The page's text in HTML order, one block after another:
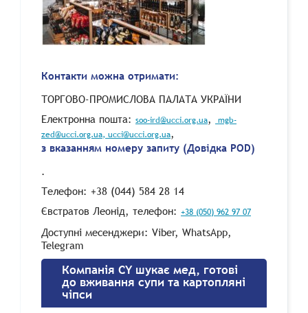
Контакти можна отримати:
ТОРГОВО-ПРОМИСЛОВА ПАЛАТА УКРАЇНИ
Електронна пошта: soo-ird@ucci.org.ua,
mgb-
zed@ucci.org.ua, ucci@ucci.org.ua,
з вказанням номеру запиту (Довідка POD)
.
Телефон: +38 (044) 584 28 14
Євстратов Леонід, телефон: +38 (050) 962 97 07
Доступні месенджери: Viber, WhatsApp,
Telegram
Компанія CY шукає мед, готові
до вживання супи та картопляні
чіпси